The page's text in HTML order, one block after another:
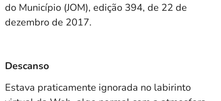
do Município (JOM), edição 394, de 22 de
dezembro de 2017.
Descanso
Estava praticamente ignorada no labirinto